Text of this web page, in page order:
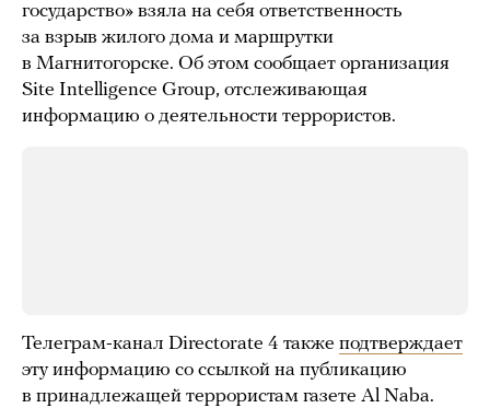
государство» взяла на себя ответственность
за взрыв жилого дома и маршрутки
в Магнитогорске. Об этом сообщает организация
Site Intelligence Group, отслеживающая
информацию о деятельности террористов.
Телеграм-канал Directorate 4 также подтверждает
эту информацию со ссылкой на публикацию
в принадлежащей террористам газете Al Naba.